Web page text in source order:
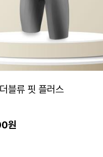
블류 핏 플러스
원